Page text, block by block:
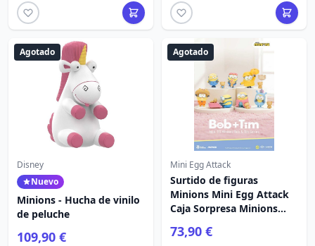
Agotado
Disney
Nuevo
Minions - Hucha de vinilo
de peluche
109,90 €
Agotado
Mini Egg Attack
Surtido de figuras
Minions Mini Egg Attack
Caja Sorpresa Minions
73,90 €